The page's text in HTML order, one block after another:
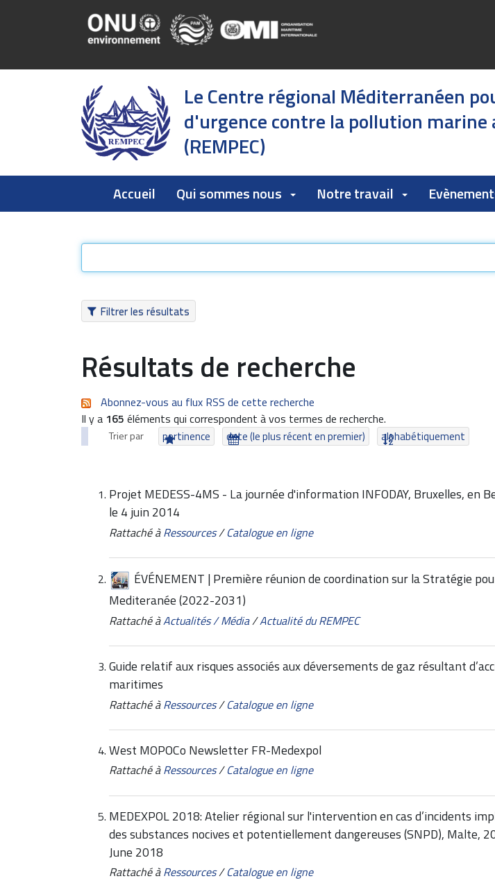
Le Centre régional Méditerranéen
d'urgence contre la pollution marine
(REMPEC)
Accueil Qui sommes nous Notre travail
Filtrer les résultats
Résultats de recherche
Abonnez-vous au flux RSS de cette recherche
Il y a 165 éléments qui correspondent à vos termes de recherche.
Trier par pertinence date (le plus récent en premier) alphabétiquement
Projet MEDESS-4MS - La journée d'information INFODAY, Bruxelles, en
le 4 juin 2014
Rattaché à Ressources/Catalogue en ligne
ÉVÉNEMENT | Première réunion de coordination sur la Stratégie
Mediteranée (2022-2031)
Rattaché àActualités / Média/Actualité du REMPEC
Guide relatif aux risques associés aux déversements de gaz résultant
maritimes
Rattaché à Ressources/Catalogue en ligne
West MOPOCo Newsletter FR-Medexpol
Rattaché à Ressources/Catalogue en ligne
MEDEXPOL 2018: Atelier régional sur l'intervention en cas d’incidents
des substances nocives et potentiellement dangereuses (SNPD), Malte,
June 2018
Rattaché à Ressources/Catalogue en ligne